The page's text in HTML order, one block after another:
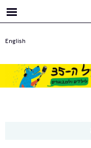
English